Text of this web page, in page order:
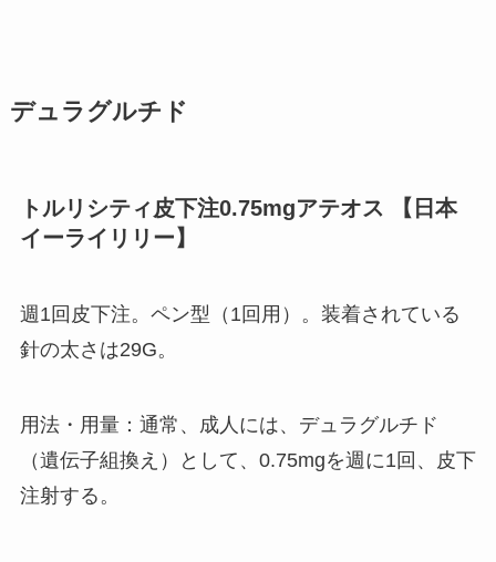
デュラグルチド
トルリシティ皮下注0.75mgアテオス 【日本
イーライリリー】
週1回皮下注。ペン型（1回用）。装着されている
針の太さは29G。
用法・用量：通常、成人には、デュラグルチド
（遺伝子組換え）として、0.75mgを週に1回、皮下
注射する。